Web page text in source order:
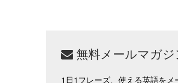
無料メールマガジ
1日1フレーズ、使える英語を